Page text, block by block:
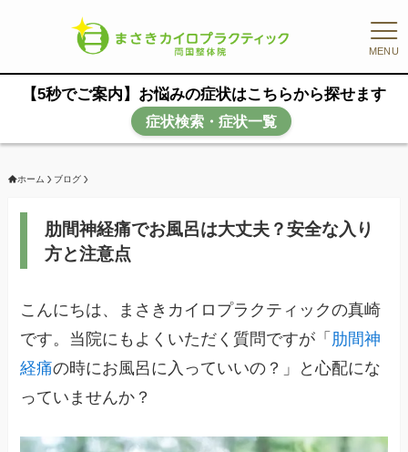
MENU
【5秒でご案内】お悩みの症状はこちらから探せます
症状検索・症状一覧
ホーム ブログ
肋間神経痛でお風呂は大丈夫？安全な入り
方と注意点
こんにちは、まさきカイロプラクティックの真崎
です。当院にもよくいただく質問ですが「 肋間神
経痛の時にお風呂に入っていいの？」と心配にな
っていませんか？